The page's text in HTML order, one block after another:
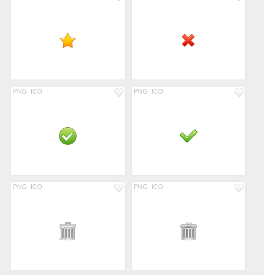
PNG ICO PNG ICO
PNG ICO PNG ICO